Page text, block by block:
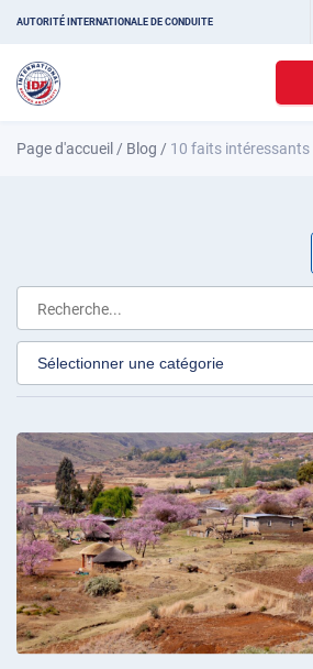
AUTORITÉ INTERNATIONALE DE CONDUITE
Page d'accueil / Blog / 10 faits intéressants